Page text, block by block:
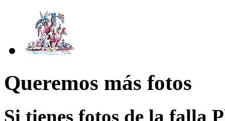
Queremos más fotos
Si tienes fotos de la falla